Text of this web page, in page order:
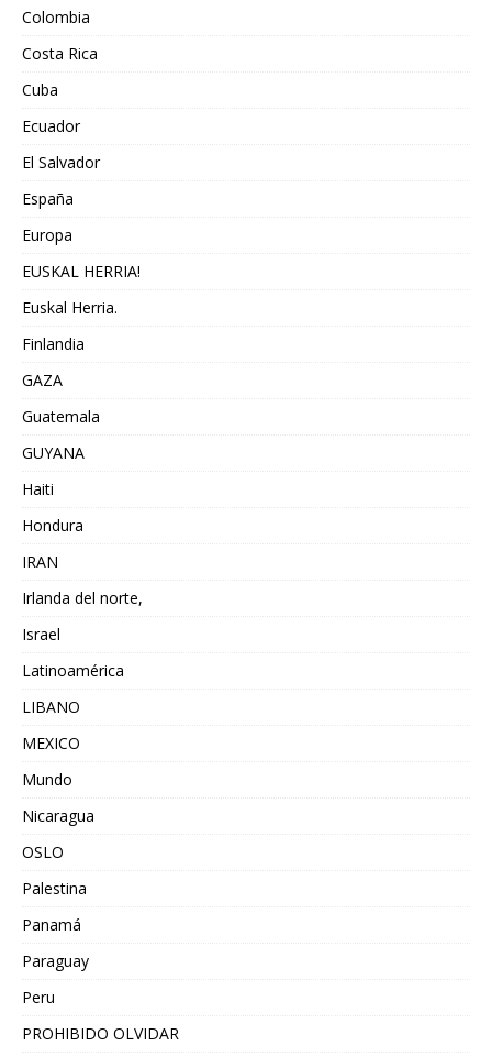
Colombia
Costa Rica
Cuba
Ecuador
El Salvador
España
Europa
EUSKAL HERRIA!
Euskal Herria.
Finlandia
GAZA
Guatemala
GUYANA
Haiti
Hondura
IRAN
Irlanda del norte,
Israel
Latinoamérica
LIBANO
MEXICO
Mundo
Nicaragua
OSLO
Palestina
Panamá
Paraguay
Peru
PROHIBIDO OLVIDAR